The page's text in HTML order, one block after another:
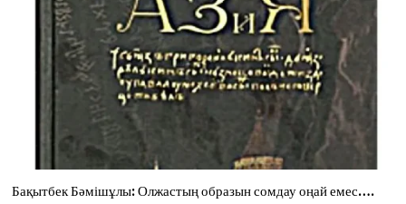
Бақытбек Бәмішұлы: Олжастың образын сомдау оңай емес….